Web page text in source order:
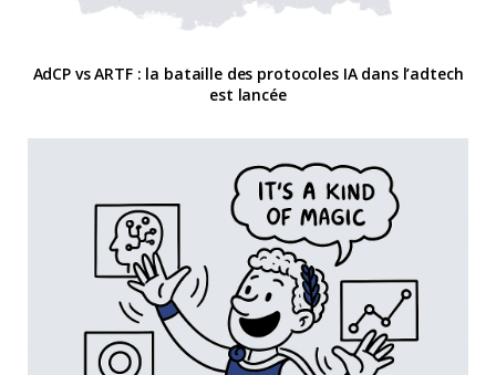
AdCP vs ARTF : la bataille des protocoles IA dans l’adtech
est lancée